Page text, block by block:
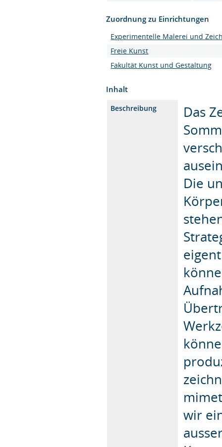
Zuordnung zu Einrichtungen
Experimentelle Malerei und
Freie Kunst
Fakultät Kunst und Gestaltung
Inhalt
Beschreibung
Das
Die
wir